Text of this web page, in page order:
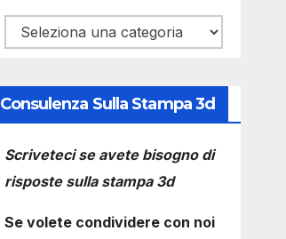
Categorie
Consulenza Sulla Stampa 3d
Scriveteci se avete bisogno di
risposte sulla stampa 3d
Se volete condividere con noi